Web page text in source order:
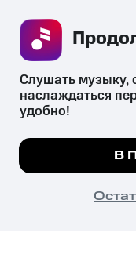
психотропных
их незаконный оборот
законодательством
© 2026 ООО «КИОН».
Все права защищены
Мы используем
Слушать музыку,
наслаждаться
удобно!
В